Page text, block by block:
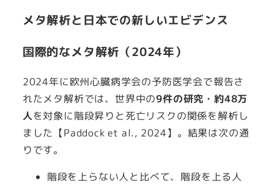
メタ解析と日本での新しいエビデンス
国際的なメタ解析（2024年）
2024年に欧州心臓病学会の予防医学会で報告さ
れたメタ解析では、世界中の9件の研究・約48万
人を対象に階段昇りと死亡リスクの関係を解析し
ました【Paddock et al., 2024】。結果は次の通
りです。
階段を上らない人と比べて、階段を上る人